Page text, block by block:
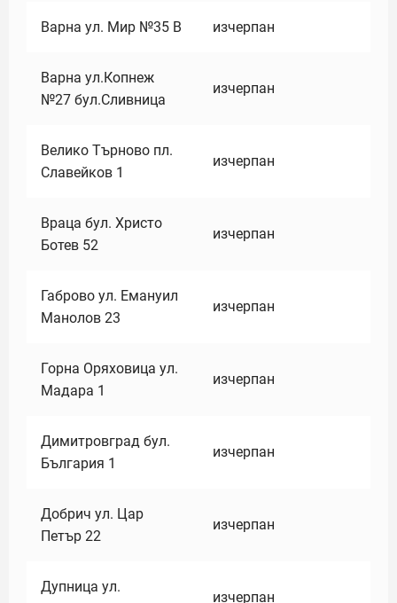
Варна ул. Мир №35 В изчерпан
Варна ул.Копнеж
№27 бул.Сливница
изчерпан
Велико Търново пл.
Славейков 1
изчерпан
Враца бул. Христо
Ботев 52
изчерпан
Габрово ул. Емануил
Манолов 23
изчерпан
Горна Оряховица ул.
Мадара 1
изчерпан
Димитровград бул.
България 1
изчерпан
Добрич ул. Цар
Петър 22
изчерпан
Дупница ул.
изчерпан